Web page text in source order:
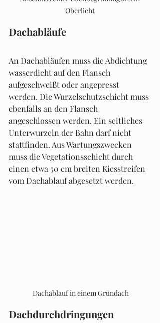
Oberlicht
Dachabläufe
An Dachabläufen muss die Abdichtung
wasserdicht auf den Flansch
aufgeschweißt oder angepresst
werden. Die Wurzelschutzschicht muss
ebenfalls an den Flansch
angeschlossen werden. Ein seitliches
Unterwurzeln der Bahn darf nicht
stattfinden. Aus Wartungszwecken
muss die Vegetationsschicht durch
einen etwa 50 cm breiten Kiesstreifen
vom Dachablauf abgesetzt werden.
Dachablauf in einem Gründach
Dachdurchdringungen